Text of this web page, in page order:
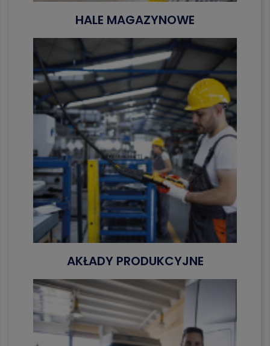
HALE MAGAZYNOWE
AKŁADY PRODUKCYJNE